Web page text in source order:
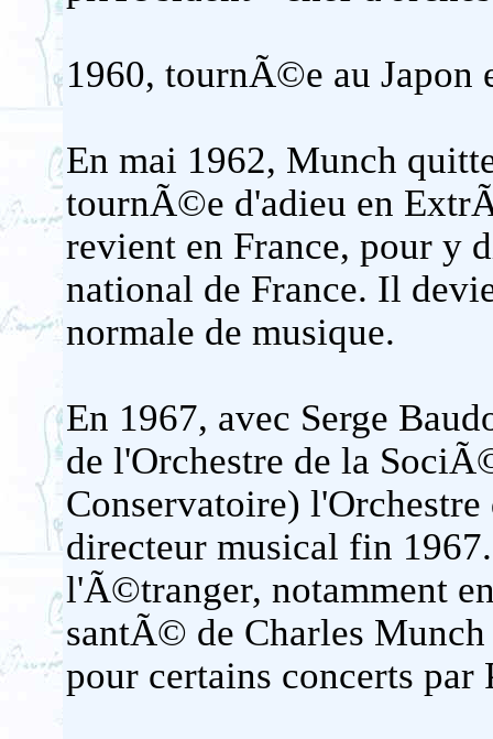
1960, tournÃ©e au Japon
En mai 1962, Munch
tournÃ©e d'adieu en
revient en France, pour y
national de France. Il
normale de musique.
En 1967, avec Serge
de l'Orchestre de la
Conservatoire)
directeur musical fin
l'Ã©tranger, notamment
santÃ© de Charles
pour certains concerts par